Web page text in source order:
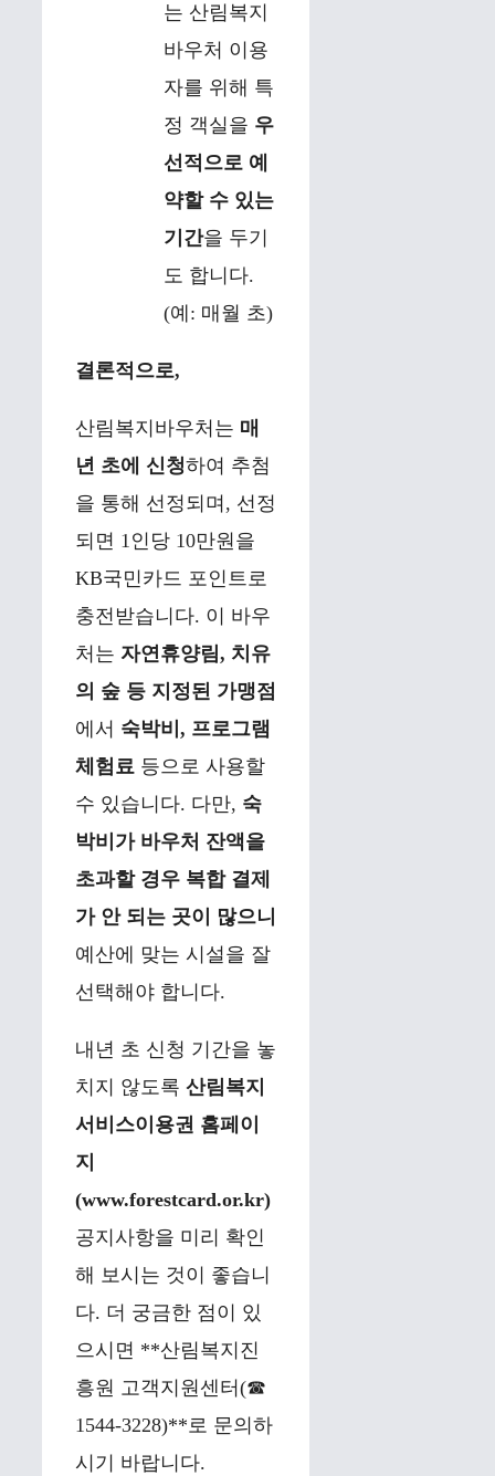
는 산림복지
바우처 이용
자를 위해 특
정 객실을 우
선적으로 예
약할 수 있는
기간을 두기
도 합니다.
(예: 매월 초)
결론적으로,
산림복지바우처는 매
년 초에 신청하여 추첨
을 통해 선정되며, 선정
되면 1인당 10만원을
KB국민카드 포인트로
충전받습니다. 이 바우
처는 자연휴양림, 치유
의 숲 등 지정된 가맹점
에서 숙박비, 프로그램
체험료 등으로 사용할
수 있습니다. 다만, 숙
박비가 바우처 잔액을
초과할 경우 복합 결제
가 안 되는 곳이 많으니
예산에 맞는 시설을 잘
선택해야 합니다.
내년 초 신청 기간을 놓
치지 않도록 산림복지
서비스이용권 홈페이
지
(www.forestcard.or.kr)
공지사항을 미리 확인
해 보시는 것이 좋습니
다. 더 궁금한 점이 있
으시면 **산림복지진
흥원 고객지원센터(☎
1544-3228)**로 문의하
시기 바랍니다.